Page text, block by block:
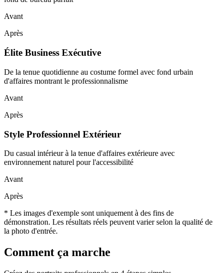
Avant
Après
Élite Business Exécutive
De la tenue quotidienne au costume formel avec fond urbain
d'affaires montrant le professionnalisme
Avant
Après
Style Professionnel Extérieur
Du casual intérieur à la tenue d'affaires extérieure avec
environnement naturel pour l'accessibilité
Avant
Après
* Les images d'exemple sont uniquement à des fins de
démonstration. Les résultats réels peuvent varier selon la qualité de
la photo d'entrée.
Comment ça marche